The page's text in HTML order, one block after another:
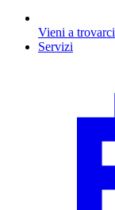
Vieni a trovarci
Servizi